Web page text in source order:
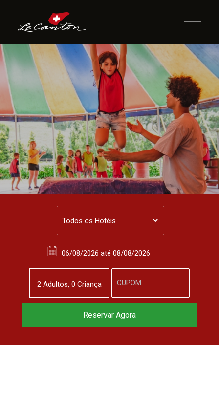
Escola de Circo
2 Adultos, 0 Criança
Reserve agora, com
Reservar Agora